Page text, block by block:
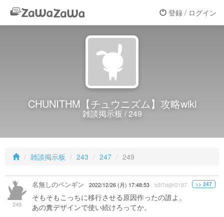
登録 / ログイン
CHUNITHM【チュウニズム】攻略wiki
雑談掲示板 / 249
雑談掲示板 243 247 249
249
名無しのペンギン 2022/12/26 (月) 17:48:53 b3f7d@f2187 >> 247
そもそもこっちに移行させる原因作ったの誰よ。
あの糞デザインで使い続けろってか。